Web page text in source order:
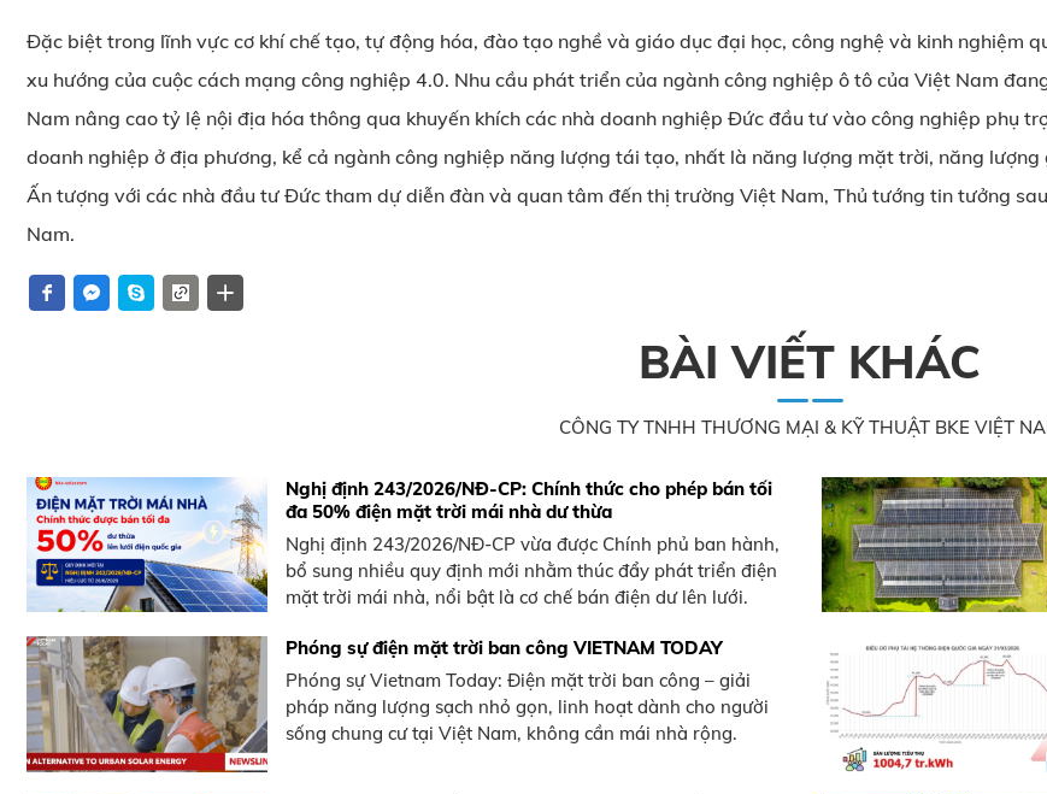
Đặc biệt trong lĩnh vực cơ khí chế tạo, tự động hóa, đào tạo nghề và giáo dục đại học, công nghệ và kinh nghiệm
xu hướng của cuộc cách mạng công nghiệp 4.0. Nhu cầu phát triển của ngành công nghiệp ô tô của Việt Nam
Nam nâng cao tỷ lệ nội địa hóa thông qua khuyến khích các nhà doanh nghiệp Đức đầu tư vào công nghiệp phụ
doanh nghiệp ở địa phương, kể cả ngành công nghiệp năng lượng tái tạo, nhất là năng lượng mặt trời, năng
Ấn tượng với các nhà đầu tư Đức tham dự diễn đàn và quan tâm đến thị trường Việt Nam, Thủ tướng tin tưởng
Nam.
BÀI VIẾT KHÁC
CÔNG TY TNHH THƯƠNG MẠI & KỸ THUẬT BKE VIỆT
Nghị định 243/2026/NĐ-CP: Chính thức cho phép bán tối
đa 50% điện mặt trời mái nhà dư thừa
Nghị định 243/2026/NĐ-CP vừa được Chính phủ ban hành,
bổ sung nhiều quy định mới nhằm thúc đẩy phát triển điện
mặt trời mái nhà, nổi bật là cơ chế bán điện dư lên lưới.
Phóng sự điện mặt trời ban công VIETNAM TODAY
Phóng sự Vietnam Today: Điện mặt trời ban công – giải
pháp năng lượng sạch nhỏ gọn, linh hoạt dành cho người
sống chung cư tại Việt Nam, không cần mái nhà rộng.